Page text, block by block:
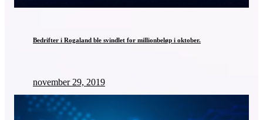
Bedrifter i Rogaland ble svindlet for millionbeløp i oktober.
november 29, 2019